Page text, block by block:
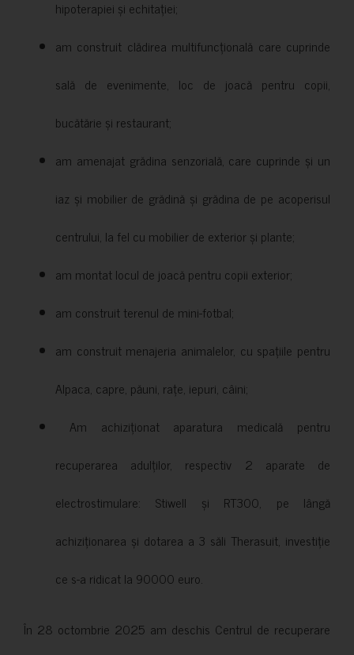
hipoterapiei și echitației;
am construit clădirea multifuncțională care cuprinde
sală de evenimente, loc de joacă pentru copii,
bucătărie și restaurant;
am amenajat grădina senzorială, care cuprinde și un
iaz și mobilier de grădină și grădina de pe acoperisul
centrului, la fel cu mobilier de exterior și plante;
am montat locul de joacă pentru copii exterior;
am construit terenul de mini-fotbal;
am construit menajeria animalelor, cu spațiile pentru
Alpaca, capre, păuni, rațe, iepuri, câini;
Am achiziționat aparatura medicală pentru
recuperarea adulților, respectiv 2 aparate de
electrostimulare: Stiwell și RT300, pe lângă
achiziționarea și dotarea a 3 săli Therasuit, investiție
ce s-a ridicat la 90000 euro.
În 28 octombrie 2025 am deschis Centrul de recuperare